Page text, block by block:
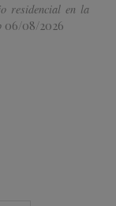
residencial en la
06/08/2026